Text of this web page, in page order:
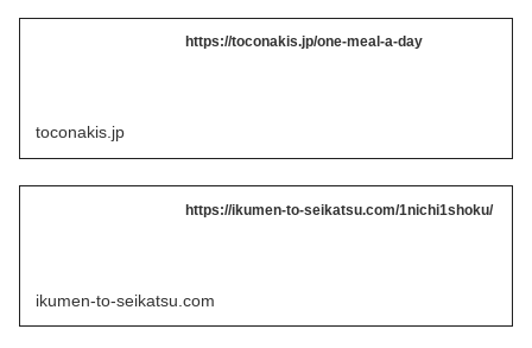
https://toconakis.jp/one-meal-a-day
toconakis.jp
https://ikumen-to-seikatsu.com/1nichi1shoku/
ikumen-to-seikatsu.com